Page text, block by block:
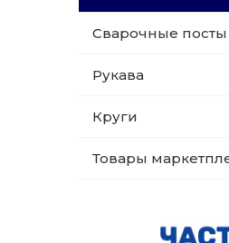
Сварочные посты
Рукава
Круги
Товары